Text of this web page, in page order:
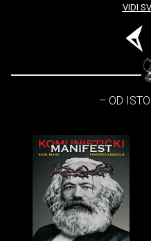
VIDI
– OD